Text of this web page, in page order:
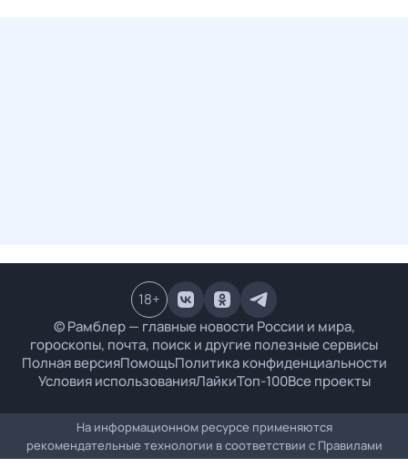
© Рамблер — главные новости России и мира,
гороскопы, почта, поиск и другие полезные сервисы
Полная версияПомощьПолитика конфиденциальности
Условия использованияЛайкиТоп-100Все проекты
18+
На информационном ресурсе применяются
рекомендательные технологии в соответствии с Правилами